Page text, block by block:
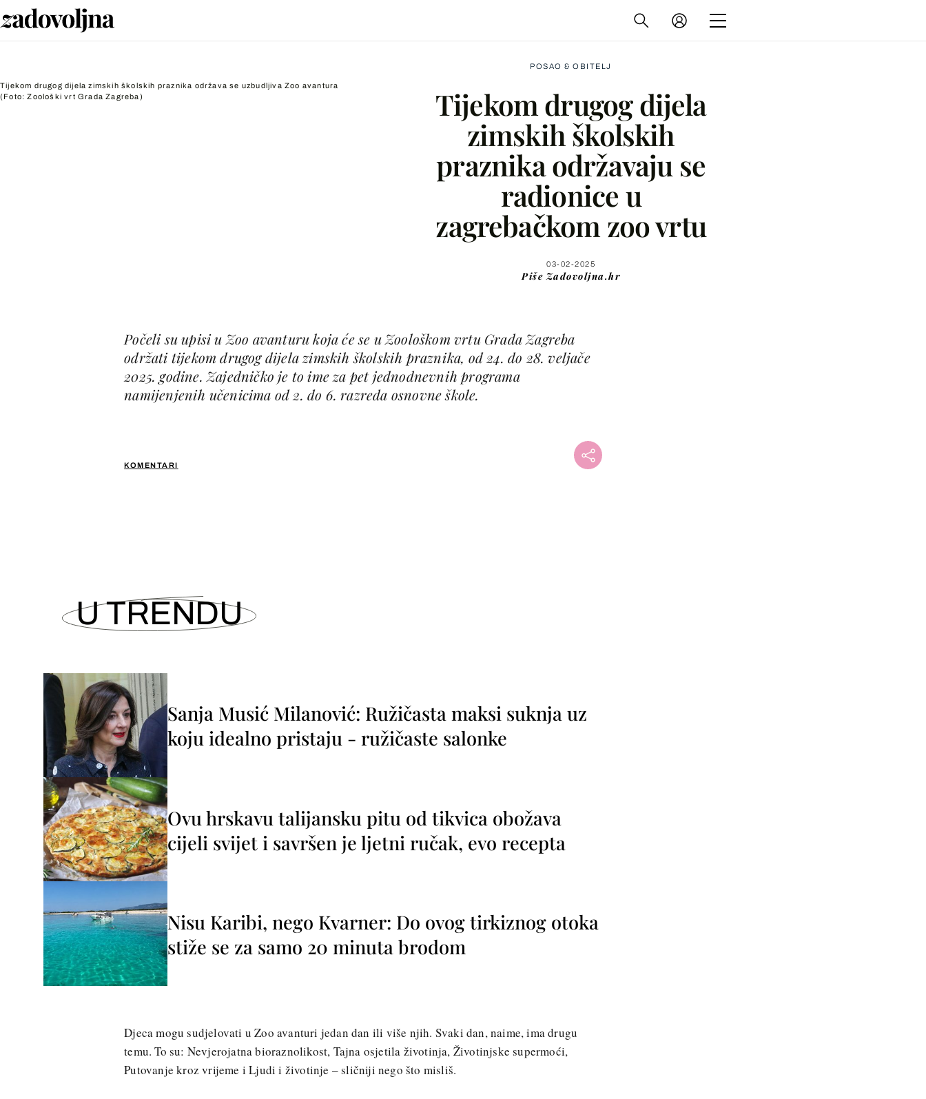
Tijekom drugog dijela zimskih školskih praznika održava se uzbudljiva Zoo avantura
(Foto: Zoološki vrt Grada Zagreba)
POSAO & OBITELJ
Tijekom drugog dijela
zimskih školskih
praznika održavaju se
radionice u
zagrebačkom zoo vrtu
03-02-2025
Piše Zadovoljna.hr
KOMENTARI
Počeli su upisi u Zoo avanturu koja će se u Zoološkom vrtu Grada Zagreba
održati tijekom drugog dijela zimskih školskih praznika, od 24. do 28. veljače
2025. godine. Zajedničko je to ime za pet jednodnevnih programa
namijenjenih učenicima od 2. do 6. razreda osnovne škole.
Facebook
U TRENDU
Sanja Musić Milanović: Ružičasta maksi suknja uz
koju idealno pristaju - ružičaste salonke
Ovu hrskavu talijansku pitu od tikvica obožava
cijeli svijet i savršen je ljetni ručak, evo recepta
Nisu Karibi, nego Kvarner: Do ovog tirkiznog otoka
stiže se za samo 20 minuta brodom
Djeca mogu sudjelovati u Zoo avanturi jedan dan ili više njih. Svaki dan, naime, ima drugu
temu. To su: Nevjerojatna bioraznolikost, Tajna osjetila životinja, Životinjske supermoći,
Putovanje kroz vrijeme i Ljudi i životinje – sličniji nego što misliš.